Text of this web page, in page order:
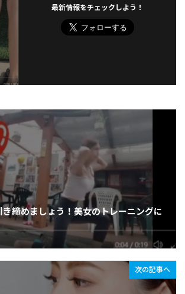
最新情報をチェックしよう！
締めましょう！美女のトレーニングに
次の記事へ